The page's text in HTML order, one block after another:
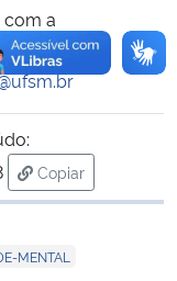
a
de Vida do
Copiar
para área de
MENTAL